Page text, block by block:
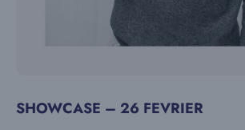
SHOWCASE – 26 FEVRIER